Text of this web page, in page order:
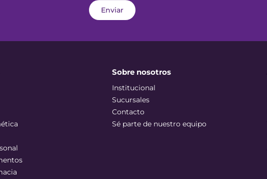
Enviar
Sobre nosotros
Institucional
Sucursales
Contacto
Sé parte de nuestro equipo